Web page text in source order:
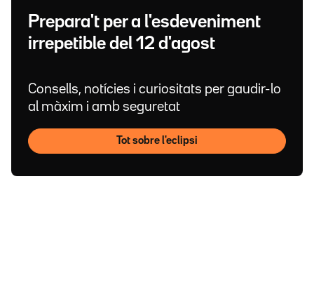
Prepara't per a l'esdeveniment
irrepetible del 12 d'agost
Consells, notícies i curiositats per gaudir-lo
al màxim i amb seguretat
Tot sobre l'eclipsi